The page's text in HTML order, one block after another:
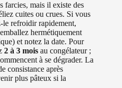
farcies, mais il existe des
cuites ou crues. Si vous
refroidir rapidement,
hermétiquement
et notez la date. Pour
2 à 3 mois au congélateur ;
à se dégrader. La
consistance après
plus pâteux si la